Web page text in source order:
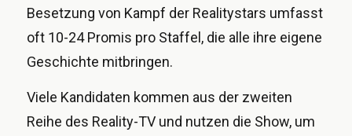
Besetzung von Kampf der Realitystars umfasst
oft 10-24 Promis pro Staffel, die alle ihre eigene
Geschichte mitbringen.
Viele Kandidaten kommen aus der zweiten
Reihe des Reality-TV und nutzen die Show, um